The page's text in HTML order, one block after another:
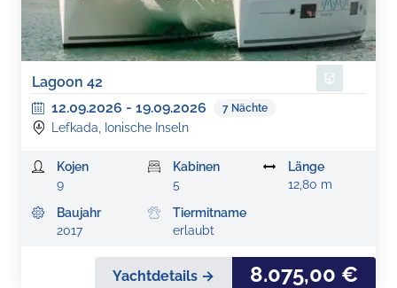
Lagoon 42
12.09.2026 - 19.09.2026 7 Nächte
Lefkada, Ionische Inseln
Kojen
9
Kabinen
5
Länge
12,80 m
Baujahr
2017
Tiermitname
erlaubt
Yachtdetails → 8.075,00 €